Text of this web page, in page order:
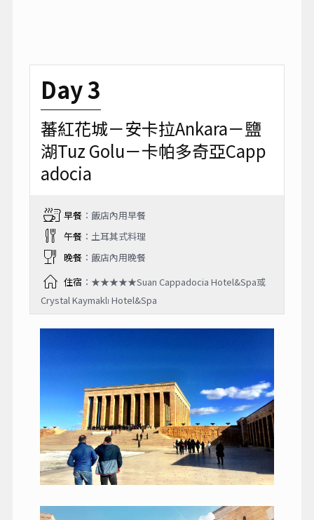
Day 3
蕃紅花城－安卡拉Ankara－鹽
湖Tuz Golu－卡帕多奇亞Capp
adocia
早餐：飯店內用早餐
午餐：土耳其式料理
晚餐：飯店內用晚餐
住宿 ：★★★★★Suan Cappadocia Hotel&Spa或
Crystal Kaymaklı Hotel&Spa